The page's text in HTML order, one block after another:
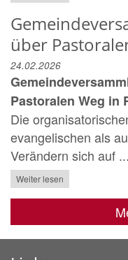
über
24.02.2026
Pastoralen Weg in
Die
evangelischen als
Verändern sich auf ...
Weiter lesen